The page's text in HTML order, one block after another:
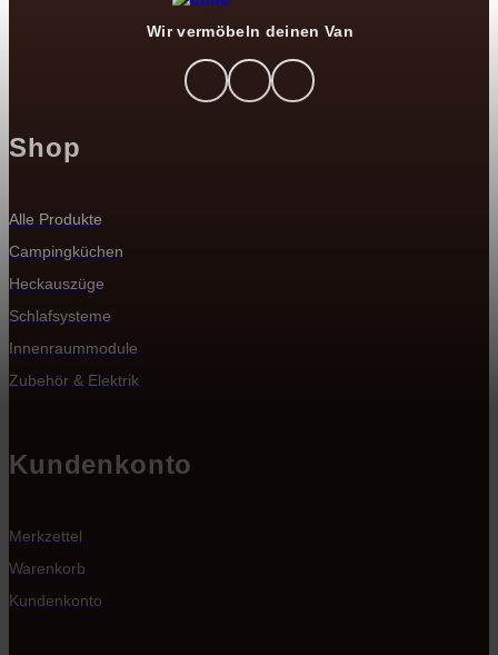
Wir vermöbeln deinen Van
Shop
Alle Produkte
Campingküchen
Heckauszüge
Schlafsysteme
Innenraummodule
Zubehör & Elektrik
Kundenkonto
Merkzettel
Warenkorb
Kundenkonto